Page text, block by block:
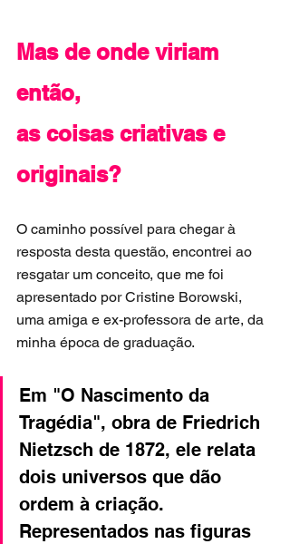
Mas de onde viriam
então,
as coisas criativas e
originais?
O caminho possível para chegar à
resposta desta questão, encontrei ao
resgatar um conceito, que me foi
apresentado por Cristine Borowski,
uma amiga e ex-professora de arte, da
minha época de graduação.
Em "O Nascimento da
Tragédia", obra de Friedrich
Nietzsch de 1872, ele relata
dois universos que dão
ordem à criação.
Representados nas figuras